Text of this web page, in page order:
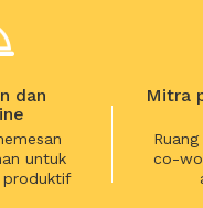
dan
untuk
produktif
Mitra
co-